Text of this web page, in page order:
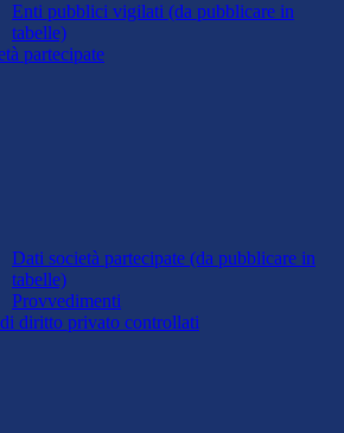
Enti pubblici vigilati (da pubblicare in
tabelle)
partecipate
Dati società partecipate (da pubblicare in
tabelle)
Provvedimenti
diritto privato controllati